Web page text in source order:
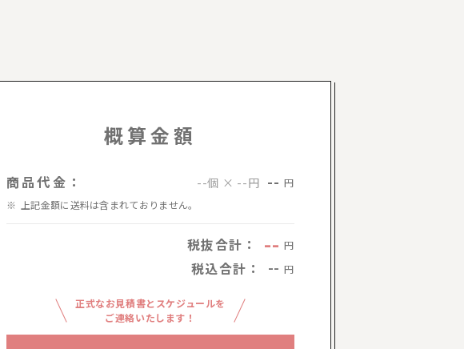
概算金額
商品代金： --個 × --円 -- 円
上記金額に送料は含まれておりません。
税抜合計： -- 円
税込合計： -- 円
正式なお見積書とスケジュールを
ご連絡いたします！